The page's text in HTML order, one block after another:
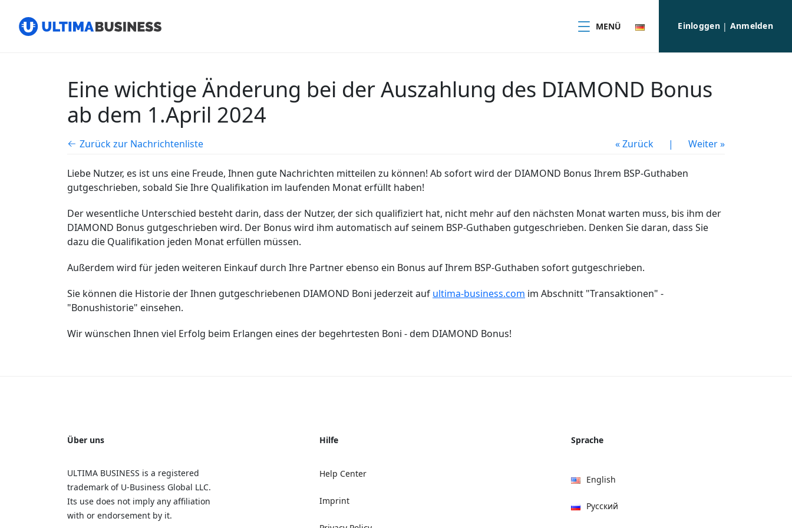
MENÜ Einloggen| Anmelden
Eine wichtige Änderung bei der Auszahlung des DIAMOND Bonus
ab dem 1.April 2024
Zurück zur Nachrichtenliste « Zurück | Weiter »
Liebe Nutzer, es ist uns eine Freude, Ihnen gute Nachrichten mitteilen zu können! Ab sofort wird der DIAMOND Bonus Ihrem BSP-Guthaben
gutgeschrieben, sobald Sie Ihre Qualifikation im laufenden Monat erfüllt haben!
Der wesentliche Unterschied besteht darin, dass der Nutzer, der sich qualifiziert hat, nicht mehr auf den nächsten Monat warten muss, bis ihm der
DIAMOND Bonus gutgeschrieben wird. Der Bonus wird ihm automatisch auf seinem BSP-Guthaben gutgeschrieben. Denken Sie daran, dass Sie
dazu die Qualifikation jeden Monat erfüllen müssen.
Außerdem wird für jeden weiteren Einkauf durch Ihre Partner ebenso ein Bonus auf Ihrem BSP-Guthaben sofort gutgeschrieben.
Sie können die Historie der Ihnen gutgeschriebenen DIAMOND Boni jederzeit auf ultima-business.com im Abschnitt "Transaktionen" -
"Bonushistorie" einsehen.
Wir wünschen Ihnen viel Erfolg beim Erlangen eines der begehrtesten Boni - dem DIAMOND Bonus!
Über uns
ULTIMA BUSINESS is a registered
trademark of U‑Business Global LLC.
Its use does not imply any affiliation
with or endorsement by it.
Hilfe
Help Center
Imprint
Sprache
English
Русский